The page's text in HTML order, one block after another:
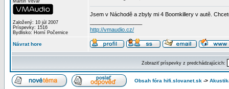
Martin Vitvar
Založený: 10 júl 2007
Príspevky: 1516
Bydlisko: Horní Počernice
Jsem v Náchodě a zbyly mi 4 Boomkillery v autě.
http://vmaudio.cz/
Návrat hore
Zobraziť príspevky z predchádzajúcich:
Obsah fóra hifi.slovanet.sk ->